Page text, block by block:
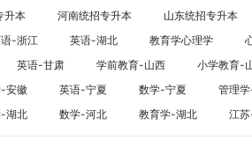
GMAT
日语
韩语
法语
升本 河南统招专升本 山东统招专升本
-浙江 英语-湖北 教育学心理学
英语-甘肃 学前教育-山西 小学教育-
安徽 英语-宁夏 数学-宁夏 管理
湖北 数学-河北 教育学-湖北 江